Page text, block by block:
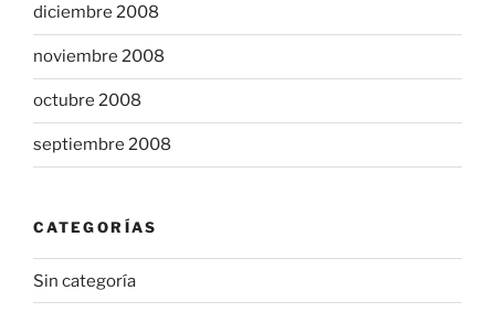
diciembre 2008
noviembre 2008
octubre 2008
septiembre 2008
CATEGORÍAS
Sin categoría